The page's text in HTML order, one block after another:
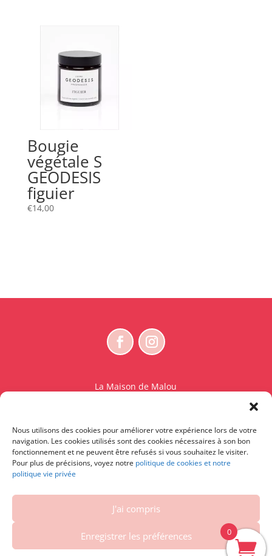
Nous utilisons des cookies pour améliorer votre expérience lors de votre
navigation. Les cookies utilisés sont des cookies nécessaires à son bon
fonctionnement et ne peuvent être refusés si vous souhaitez le visiter.
Pour plus de précisions, voyez notre politique de cookies et notre
politique vie privée
J'ai compris
Enregistrer les préférences
Bougie
végétale S
GEODESIS
figuier
€14,00
La Maison de Malou
BE 0765.825.589
© La Maison de Malou – TDM interdit sauf accord
écrit préalable | Entraînement d’IA strictement
interdit.
Conditions générales – Conditions
Droit de
rétractation| Powered by DelaSuitedanslesID
0